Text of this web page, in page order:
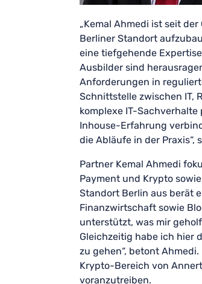
„Kemal Ahmedi ist seit
Berliner Standort
eine tiefgehende
Ausbilder sind
Anforderungen in
Schnittstelle zwischen IT,
komplexe IT-
Inhouse-Erfahrung
die Abläufe in der Praxis“,
Partner Kemal Ahmedi
Payment und Krypto
Standort Berlin aus berät
Finanzwirtschaft sowie
unterstützt, was mir
Gleichzeitig habe ich hier
zu gehen“, betont
Krypto-Bereich von
voranzutreiben.